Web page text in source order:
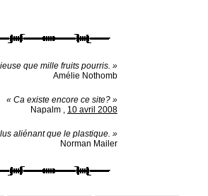
que mille fruits pourris. »
Amélie Nothomb
« Ca existe encore ce site? »
Napalm , 10 avril 2008
aliénant que le plastique. »
Norman Mailer